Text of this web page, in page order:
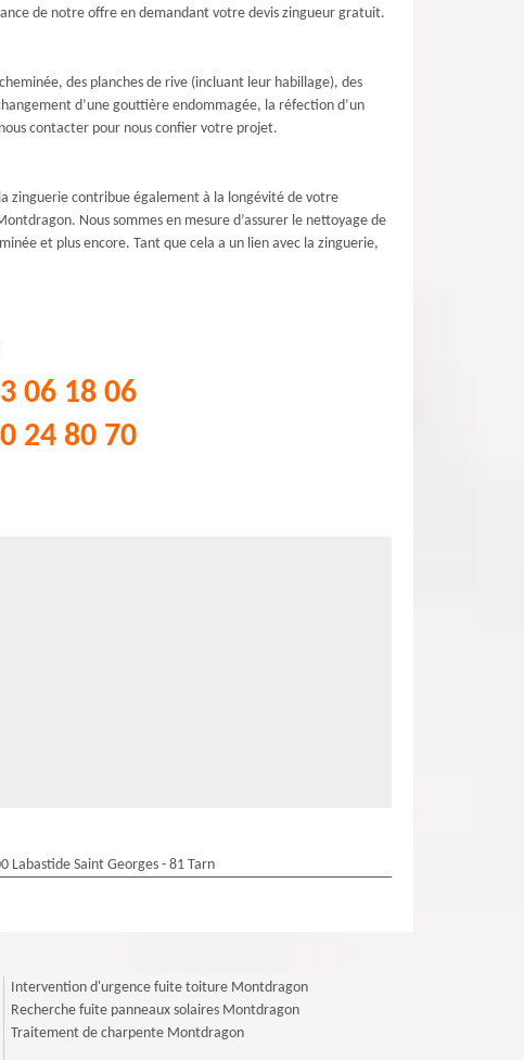
de notre offre en demandant votre devis zingueur gratuit.
des planches de rive (incluant leur habillage), des
d’une gouttière endommagée, la réfection d’un
contacter pour nous confier votre projet.
zinguerie contribue également à la longévité de votre
Nous sommes en mesure d’assurer le nettoyage de
et plus encore. Tant que cela a un lien avec la zinguerie,
06 18 06
24 80 70
Labastide Saint Georges - 81 Tarn
Intervention d'urgence fuite toiture Montdragon
Recherche fuite panneaux solaires Montdragon
Traitement de charpente Montdragon